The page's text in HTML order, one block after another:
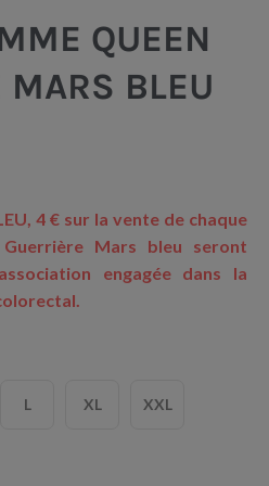
QUEEN
MARS BLEU
4 € sur la vente de chaque
Mars bleu seront
engagée dans la
L XL XXL